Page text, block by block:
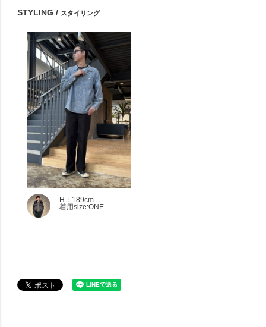
STYLING / スタイリング
H：189cm
着用size:ONE